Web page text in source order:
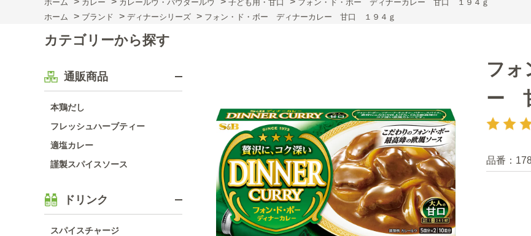
ホーム カレー カレールウ・パウダールウ 子ども用・甘口
フォン・ド・ボー ディナーカレー 甘口 １９４ｇ
ホーム
> ブランド > ディナーシリーズ > フォン・ド・ボー ディナーカレー 甘口 １９４ｇ
カテゴリーから探す
通販商品
本鶏だし
フレッシュハーブティー
適塩カレー
謹製スパイスソース
ドリンク
スパイスチャージ
フ
ー
品番：